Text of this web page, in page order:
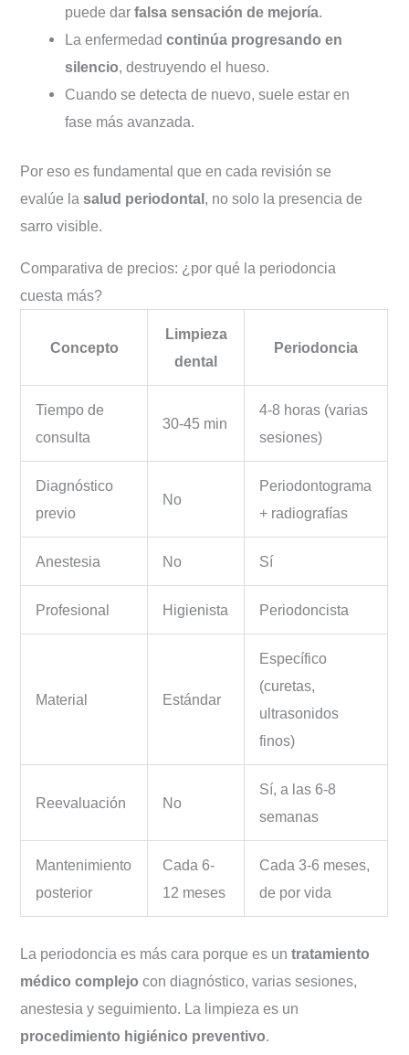
puede dar falsa sensación de mejoría.
La enfermedad continúa progresando en
silencio, destruyendo el hueso.
Cuando se detecta de nuevo, suele estar en
fase más avanzada.
Por eso es fundamental que en cada revisión se
evalúe lasalud periodontal , no solo la presencia de
sarro visible.
Comparativa de precios: ¿por qué la periodoncia
cuesta más?
Concepto
Limpieza
dental
Periodoncia
Tiempo de
consulta
30-45 min
4-8 horas (varias
sesiones)
Diagnóstico
previo
No
Periodontograma
+ radiografías
Anestesia No Sí
Profesional Higienista Periodoncista
Material Estándar
Específico
(curetas,
ultrasonidos
finos)
Reevaluación No
Sí, a las 6-8
semanas
Mantenimiento
posterior
Cada 6-
12 meses
Cada 3-6 meses,
de por vida
La periodoncia es más cara porque es untratamiento
médico complejo con diagnóstico, varias sesiones,
anestesia y seguimiento. La limpieza es un
procedimiento higiénico preventivo